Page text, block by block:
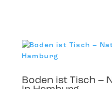
Boden ist Tisch –